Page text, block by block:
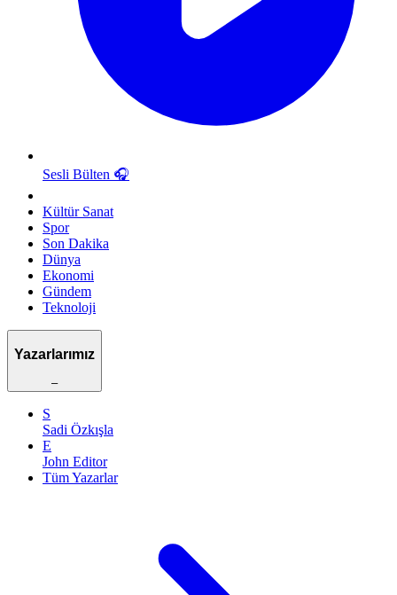
Sesli Bülten 🎧
Kültür Sanat
Spor
Son Dakika
Dünya
Ekonomi
Gündem
Teknoloji
Yazarlarımız
–
S
Sadi Özkışla
E
John Editor
Tüm Yazarlar